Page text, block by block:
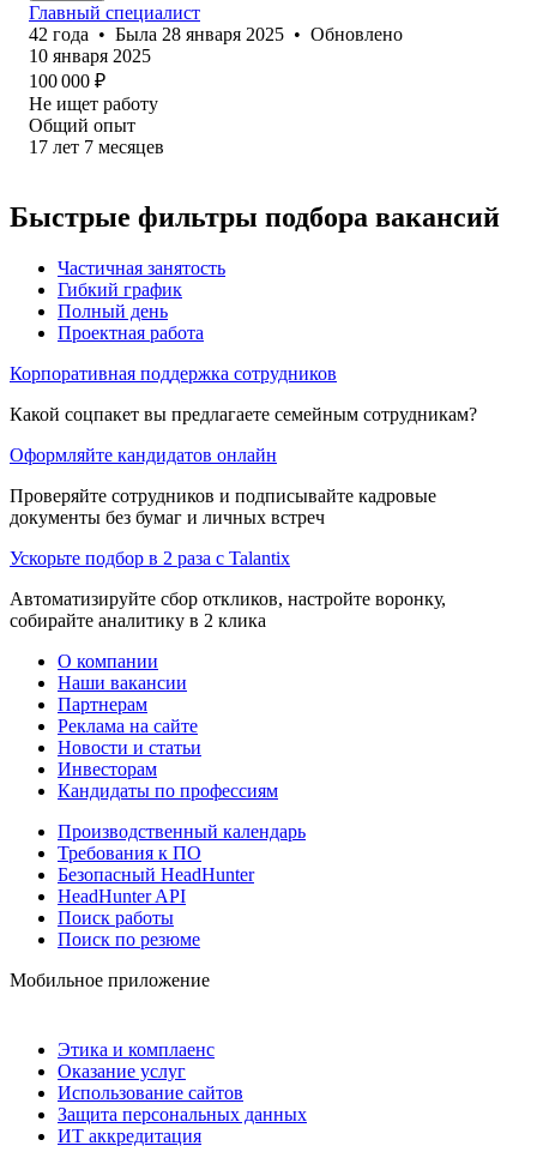
Главный специалист
42 года • Была 28 января 2025 • Обновлено
10 января 2025
100 000 ₽
Не ищет работу
Общий опыт
17 лет 7 месяцев
Быстрые фильтры подбора вакансий
Частичная занятость
Гибкий график
Полный день
Проектная работа
Корпоративная поддержка сотрудников
Какой соцпакет вы предлагаете семейным сотрудникам?
Оформляйте кандидатов онлайн
Проверяйте сотрудников и подписывайте кадровые
документы без бумаг и личных встреч
Ускорьте подбор в 2 раза с Talantix
Автоматизируйте сбор откликов, настройте воронку,
собирайте аналитику в 2 клика
О компании
Наши вакансии
Партнерам
Реклама на сайте
Новости и статьи
Инвесторам
Кандидаты по профессиям
Производственный календарь
Требования к ПО
Безопасный HeadHunter
HeadHunter API
Поиск работы
Поиск по резюме
Мобильное приложение
Этика и комплаенс
Оказание услуг
Использование сайтов
Защита персональных данных
ИТ аккредитация